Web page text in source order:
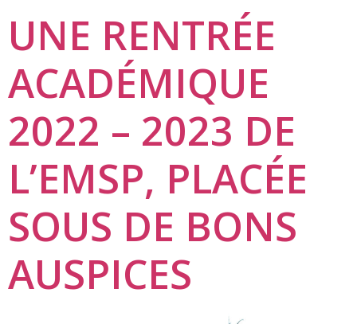
UNE RENTRÉE
ACADÉMIQUE
2022 – 2023 DE
L’EMSP, PLACÉE
SOUS DE BONS
AUSPICES